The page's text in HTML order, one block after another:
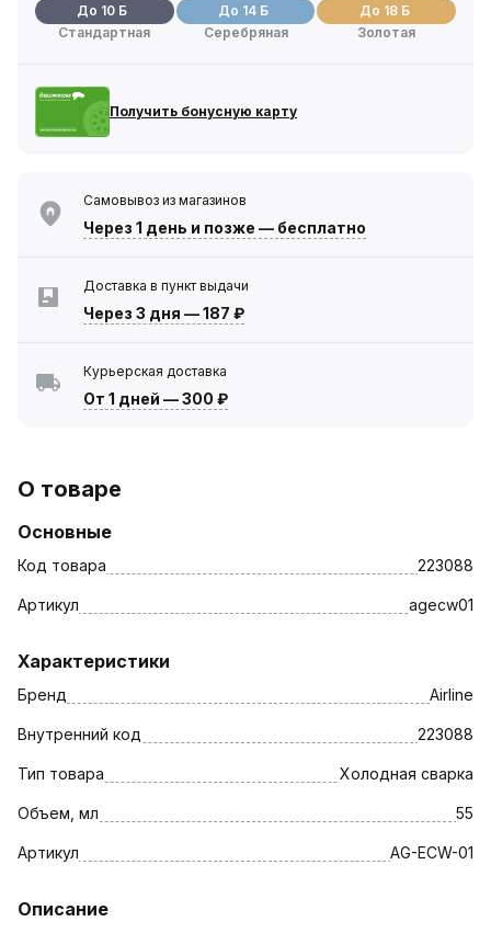
До 10 Б
Стандартная
До 14 Б
Серебряная
До 18 Б
Золотая
Получить бонусную карту
Самовывоз из магазинов
Через 1 день и позже — бесплатно
Доставка в пункт выдачи
Через 3 дня —187 ₽
Курьерская доставка
От 1 дней —300 ₽
О товаре
Основные
Код товара 223088
Артикул agecw01
Характеристики
Бренд Airline
Внутренний код 223088
Тип товара Холодная сварка
Объем, мл 55
Артикул AG-ECW-01
Описание